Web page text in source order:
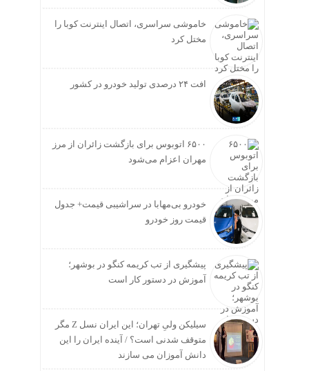
خاموشی سراسری، اتصال اینترنت کوبا را
مختل کرد
افت ۲۴ درصدی تولید خودرو در کشور
۶۵۰۰ اتوبوس برای بازگشت زائران از مرز
مهران اعزام می‌شود
خودرو بی‌مهابا در سراشیبی قیمت+ جدول
قیمت روز خودرو
پیشگیری از تب کریمه کنگو در بوشهر؛
آموزش در دستور کار است
سیلیکن ولیِ تهران؛ این ایران نسل Z مگر
متوقف شدنی است؟ / آینده ایران را این
دانش آموزان می سازند